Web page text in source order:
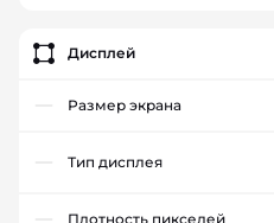
Дисплей
Размер экрана
Тип дисплея
Плотность пикселей